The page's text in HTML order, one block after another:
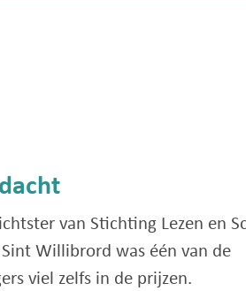
van Stichting Lezen en
Willibrord was één van de
viel zelfs in de prijzen.